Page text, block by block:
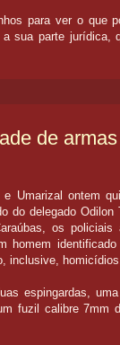
para ver o que
sua parte jurídica,
de
Umarizal ontem
do delegado Odilon
os policiais
homem
inclusive,
espingardas,
fuzil calibre 7mm